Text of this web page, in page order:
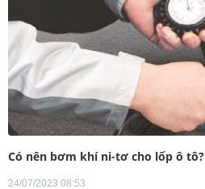
Có nên bơm khí ni-tơ cho lốp ô tô?
24/07/2023 08:53